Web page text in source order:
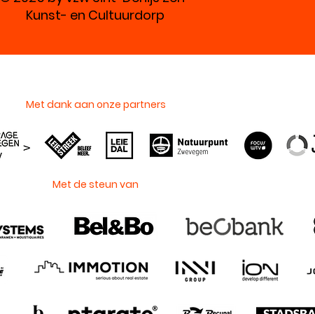
Kunst- en Cultuurdorp
Met dank aan onze partners
Met de steun van